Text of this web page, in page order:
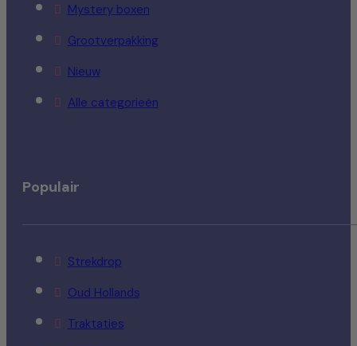
Mystery boxen
Grootverpakking
Nieuw
Alle categorieën
Populair
Strekdrop
Oud Hollands
Traktaties